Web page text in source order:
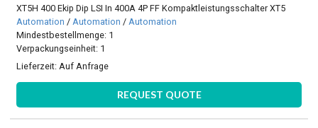
XT5H 400 Ekip Dip LSI In 400A 4P FF Kompaktleistungsschalter XT5
Automation /Automation /Automation
Mindestbestellmenge: 1
Verpackungseinheit: 1
Lieferzeit:Auf Anfrage
REQUEST QUOTE